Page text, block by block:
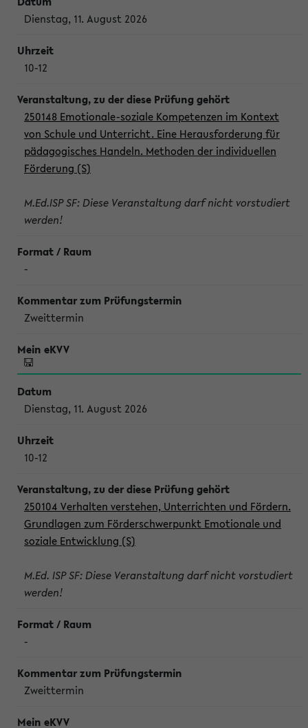
Dienstag, 11. August 2026
10-12
250148 Emotionale-soziale Kompetenzen im Kontext
von Schule und Unterricht. Eine Herausforderung für
pädagogisches Handeln. Methoden der individuellen
Förderung (S)
M.Ed.ISP SF: Diese Veranstaltung darf nicht vorstudiert
werden!
-
Zweittermin
Dienstag, 11. August 2026
10-12
250104 Verhalten verstehen, Unterrichten und Fördern.
Grundlagen zum Förderschwerpunkt Emotionale und
soziale Entwicklung (S)
M.Ed. ISP SF: Diese Veranstaltung darf nicht vorstudiert
werden!
-
Zweittermin